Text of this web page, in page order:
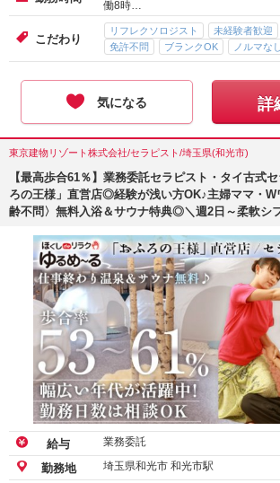
働8時…
こだわり
リフレクソロジスト 未経験者歓迎
免許不問
ブランクOK ノルマなし
気になる 詳
東京建物リゾート株式会社/セラピスト/埼玉県(和光市)
【最高歩合61％】業務委託セラピスト・タイ古式
ろの王様」直営店◎経験が浅い方OK♪主婦ママ・W
齢不問〉無料入浴＆サウナ特典◎＼週2日～柔軟シ
給与 業務委託
勤務地 埼玉県和光市 和光市駅